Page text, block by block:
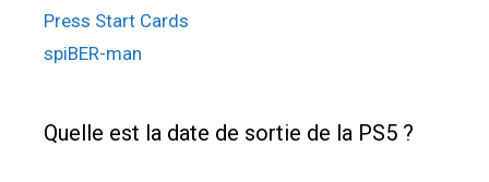
Press Start Cards
spiBER-man
Quelle est la date de sortie de la PS5 ?